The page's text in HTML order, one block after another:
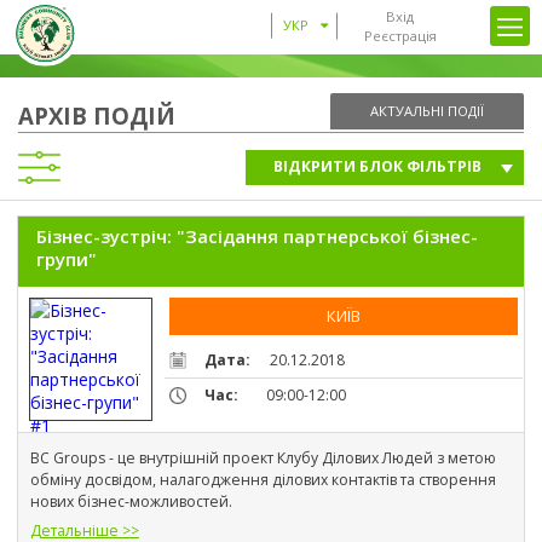
Вхід
Реєстрація
УКР
АРХІВ ПОДІЙ АКТУАЛЬНІ ПОДІЇ
ВІДКРИТИ БЛОК ФІЛЬТРІВ
Бізнес-зустріч: "Засідання партнерської бізнес-
групи"
КИЇВ
Дата:
20.12.2018
Час:
09:00-12:00
BC Groups - це внутрішній проект Клубу Ділових Людей з метою
обміну досвідом, налагодження ділових контактів та створення
нових бізнес-можливостей.
Детальніше >>